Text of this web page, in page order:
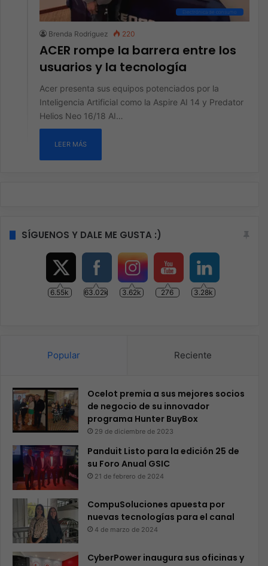
Electrónica de consumo
Brenda Rodriguez 220
ACER rompe la barrera entre los
usuarios y la tecnología
Acer presenta sus equipos potenciados por la
Inteligencia Artificial como la Aspire AI 14 y Predator
Helios Neo 16/18 AI…
LEER MÁS
SÍGUENOS Y DALE ME GUSTA :)
6.55k 63.02k 3.62k 276 3.28k
Popular Reciente
Ocelot premia a sus mejores socios
de negocio de su innovador
programa Hunter BuyBox
29 de diciembre de 2023
Panduit Listo para la edición 25 de
su Foro Anual GSIC
21 de febrero de 2024
CompuSoluciones apuesta por
nuevas tecnologías para el canal
4 de marzo de 2024
CyberPower inaugura sus oficinas y